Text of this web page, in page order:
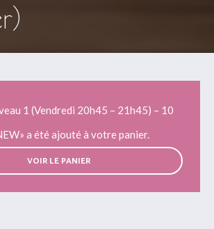
1 (Vendredi 20h45 – 21h45) – 10
a été ajouté à votre panier.
VOIR LE PANIER